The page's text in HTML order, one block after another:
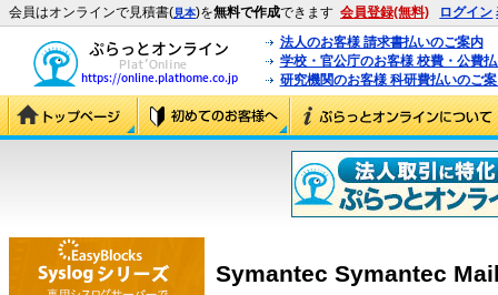
会員はオンラインで見積書(見本)を無料で作成できます 会員登録(無料) ログイン
法人のお客様 請求書払いのご案内
学校・官公庁のお客様 校費・公費
研究機関のお客様 科研費払いのご
Symantec Symantec